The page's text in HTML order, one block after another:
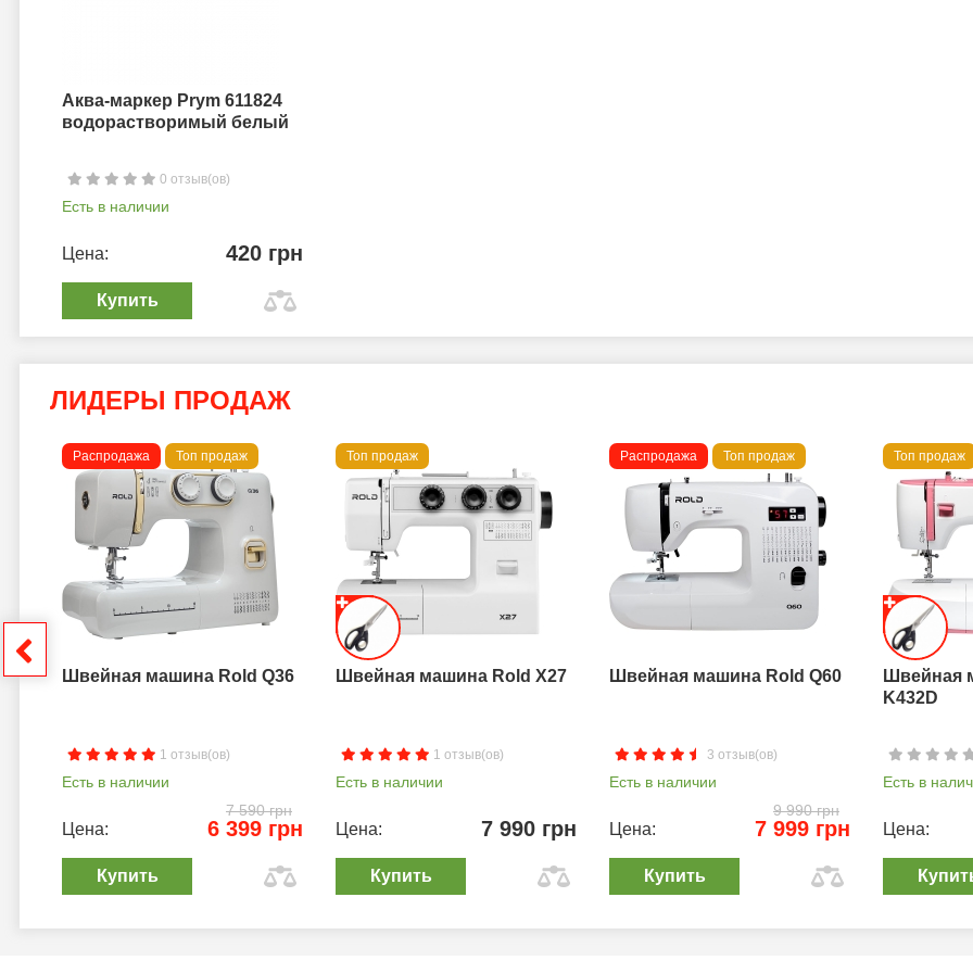
Аква-маркер Prym 611824
водорастворимый белый
0 отзыв(ов)
Есть в наличии
Цена: 420 грн
Купить
ЛИДЕРЫ ПРОДАЖ
Распродажа Топ продаж
Швейная машина Rold Q36
1 отзыв(ов)
Есть в наличии
7 590 грн
Цена: 6 399 грн
Купить
Топ продаж
Швейная машина Rold X27
1 отзыв(ов)
Есть в наличии
Цена: 7 990 грн
Купить
Распродажа Топ продаж
Швейная машина Rold Q60
3 отзыв(ов)
Есть в наличии
9 990 грн
Цена: 7 999 грн
Купить
Топ продаж
Швейная
K432D
Есть в
Цена: